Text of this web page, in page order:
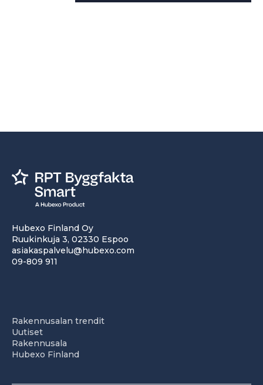
Hubexo Finland Oy
Ruukinkuja 3, 02330 Espoo
asiakaspalvelu@hubexo.com
09-809 911
Rakennusalan trendit
Uutiset
Rakennusala
Hubexo Finland